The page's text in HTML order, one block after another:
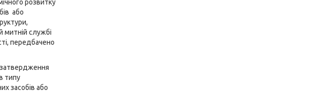
розвитку
або
митній службі
передбачено
типу
засобів або